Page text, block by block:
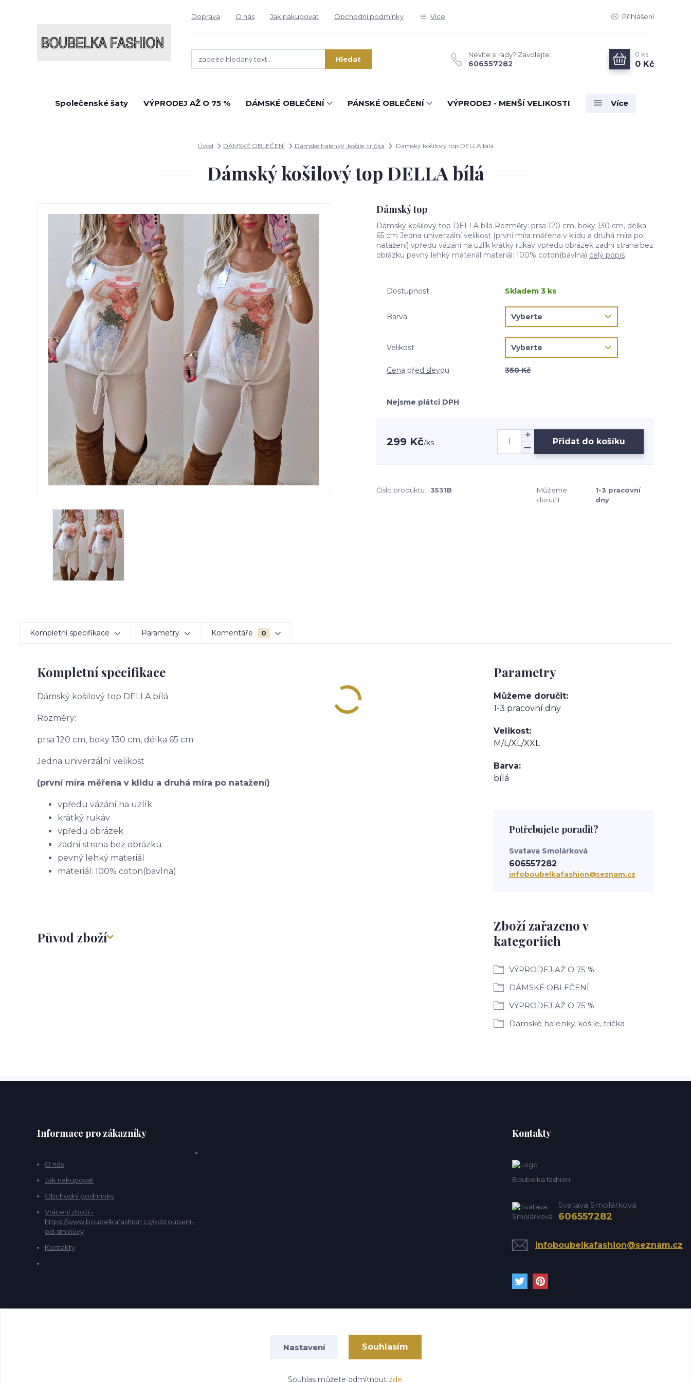
Doprava O nás Jak nakupovat Obchodní podmínky Více Přihlášení
Hledat
Nevíte si rady? Zavolejte.
606557282
0 ks
0 Kč
Společenské šaty VÝPRODEJ AŽ O 75 % DÁMSKÉ OBLEČENÍ PÁNSKÉ OBLEČENÍ VÝPRODEJ - MENŠÍ VELIKOSTI Více
Úvod DÁMSKÉ OBLEČENÍ Dámské halenky, košile, trička Dámský košilový top DELLA bílá
Dámský košilový top DELLA bílá
Dámský top
Dámský košilový top DELLA bílá Rozměry: prsa 120 cm, boky 130 cm, délka
65 cm Jedna univerzální velikost (první míra měřena v klidu a druhá míra po
natažení) vpředu vázání na uzlík krátký rukáv vpředu obrázek zadní strana bez
obrázku pevný lehký materiál materiál: 100% coton(bavlna) celý popis
Dostupnost Skladem 3 ks
Barva
Velikost
Cena před slevou 350 Kč
Nejsme plátci DPH
299 Kč/ks Přidat do košíku
Číslo produktu: 3531B
Můžeme
doručit:
1-3 pracovní
dny
Kompletní specifikace Parametry Komentáře 0
Kompletní specifikace
Dámský košilový top DELLA bílá
Rozměry:
prsa 120 cm, boky 130 cm, délka 65 cm
Jedna univerzální velikost
(první míra měřena v klidu a druhá míra po natažení)
vpředu vázání na uzlík
krátký rukáv
vpředu obrázek
zadní strana bez obrázku
pevný lehký materiál
materiál: 100% coton(bavlna)
Původ zboží
Parametry
Můžeme doručit
1-3 pracovní dny
Velikost
M/L/XL/XXL
Barva
bílá
Zboží zařazeno v
kategoriích
VÝPRODEJ AŽ O 75 %
DÁMSKÉ OBLEČENÍ
VÝPRODEJ AŽ O 75 %
Dámské halenky, košile, trička
Potřebujete poradit?
Svatava Smolárková
606557282
infoboubelkafashion@seznam.cz
Informace pro zákazníky
O nás
Jak nakupovat
Obchodní podmínky
Vrácení zboží -
https://www.boubelkafashion.cz/odstoupeni-
od-smlouvy
Kontakty
Kontakty
Boubelka fashion
Svatava Smolárková
606557282
infoboubelkafashion@seznam.cz
Nastavení Souhlasím
Souhlas můžete odmítnout zde.